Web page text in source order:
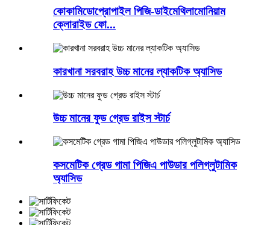
কোকামিডোপ্রোপাইল পিজি-ডাইমেথিলামোনিয়াম
ক্লোরাইড ফো...
কারখানা সরবরাহ উচ্চ মানের ল্যাকটিক অ্যাসিড
উচ্চ মানের ফুড গ্রেড রাইস স্টার্চ
কসমেটিক গ্রেড গামা পিজিএ পাউডার পলিগ্লুটামিক
অ্যাসিড